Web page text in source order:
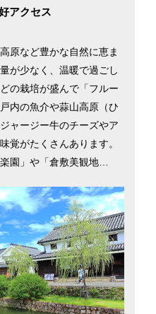
アクセス
原など豊かな自然に恵ま
が少なく、温暖で過ごし
の栽培が盛んで「フルー
内の魚介や蒜山高原（ひ
ャージー牛のチーズやア
覚がたくさんあります。
園」や「倉敷美観地
など県内のレジャーも充
速道路、JR岡山駅からは6
らされ、本州と四国・九
の大都市へ行くのにも便
クラスの医師数を誇り、
子育てができるのも魅力
岡山県での暮らしを考え